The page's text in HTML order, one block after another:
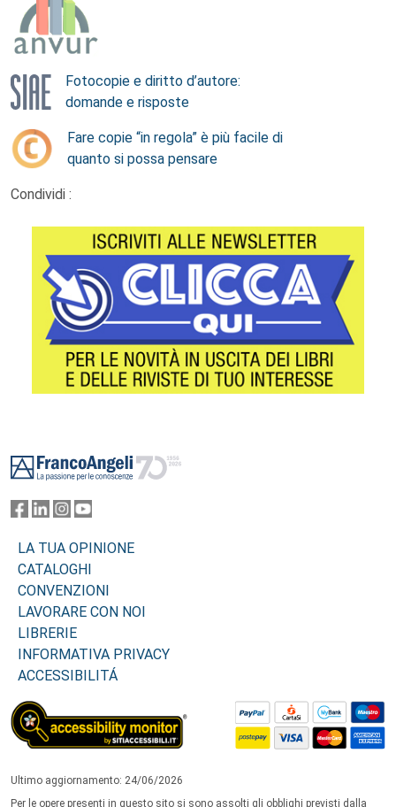
Fotocopie e diritto d’autore:
domande e risposte
Fare copie “in regola” è più facile di
quanto si possa pensare
Condividi :
LA TUA OPINIONE
CATALOGHI
CONVENZIONI
LAVORARE CON NOI
LIBRERIE
INFORMATIVA PRIVACY
ACCESSIBILITÁ
Ultimo aggiornamento: 24/06/2026
Per le opere presenti in questo sito si sono assolti gli obblighi previsti dalla